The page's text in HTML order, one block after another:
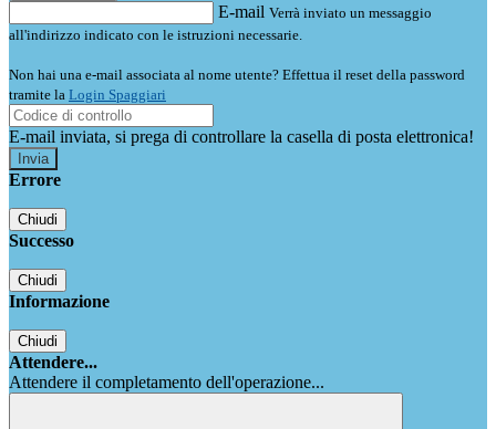
E-mail Verrà inviato un messaggio
all'indirizzo indicato con le istruzioni necessarie.
Non hai una e-mail associata al nome utente? Effettua il reset della password
tramite la Login Spaggiari
E-mail inviata, si prega di controllare la casella di posta elettronica!
Errore
Chiudi
Successo
Chiudi
Informazione
Chiudi
Attendere...
Attendere il completamento dell'operazione...